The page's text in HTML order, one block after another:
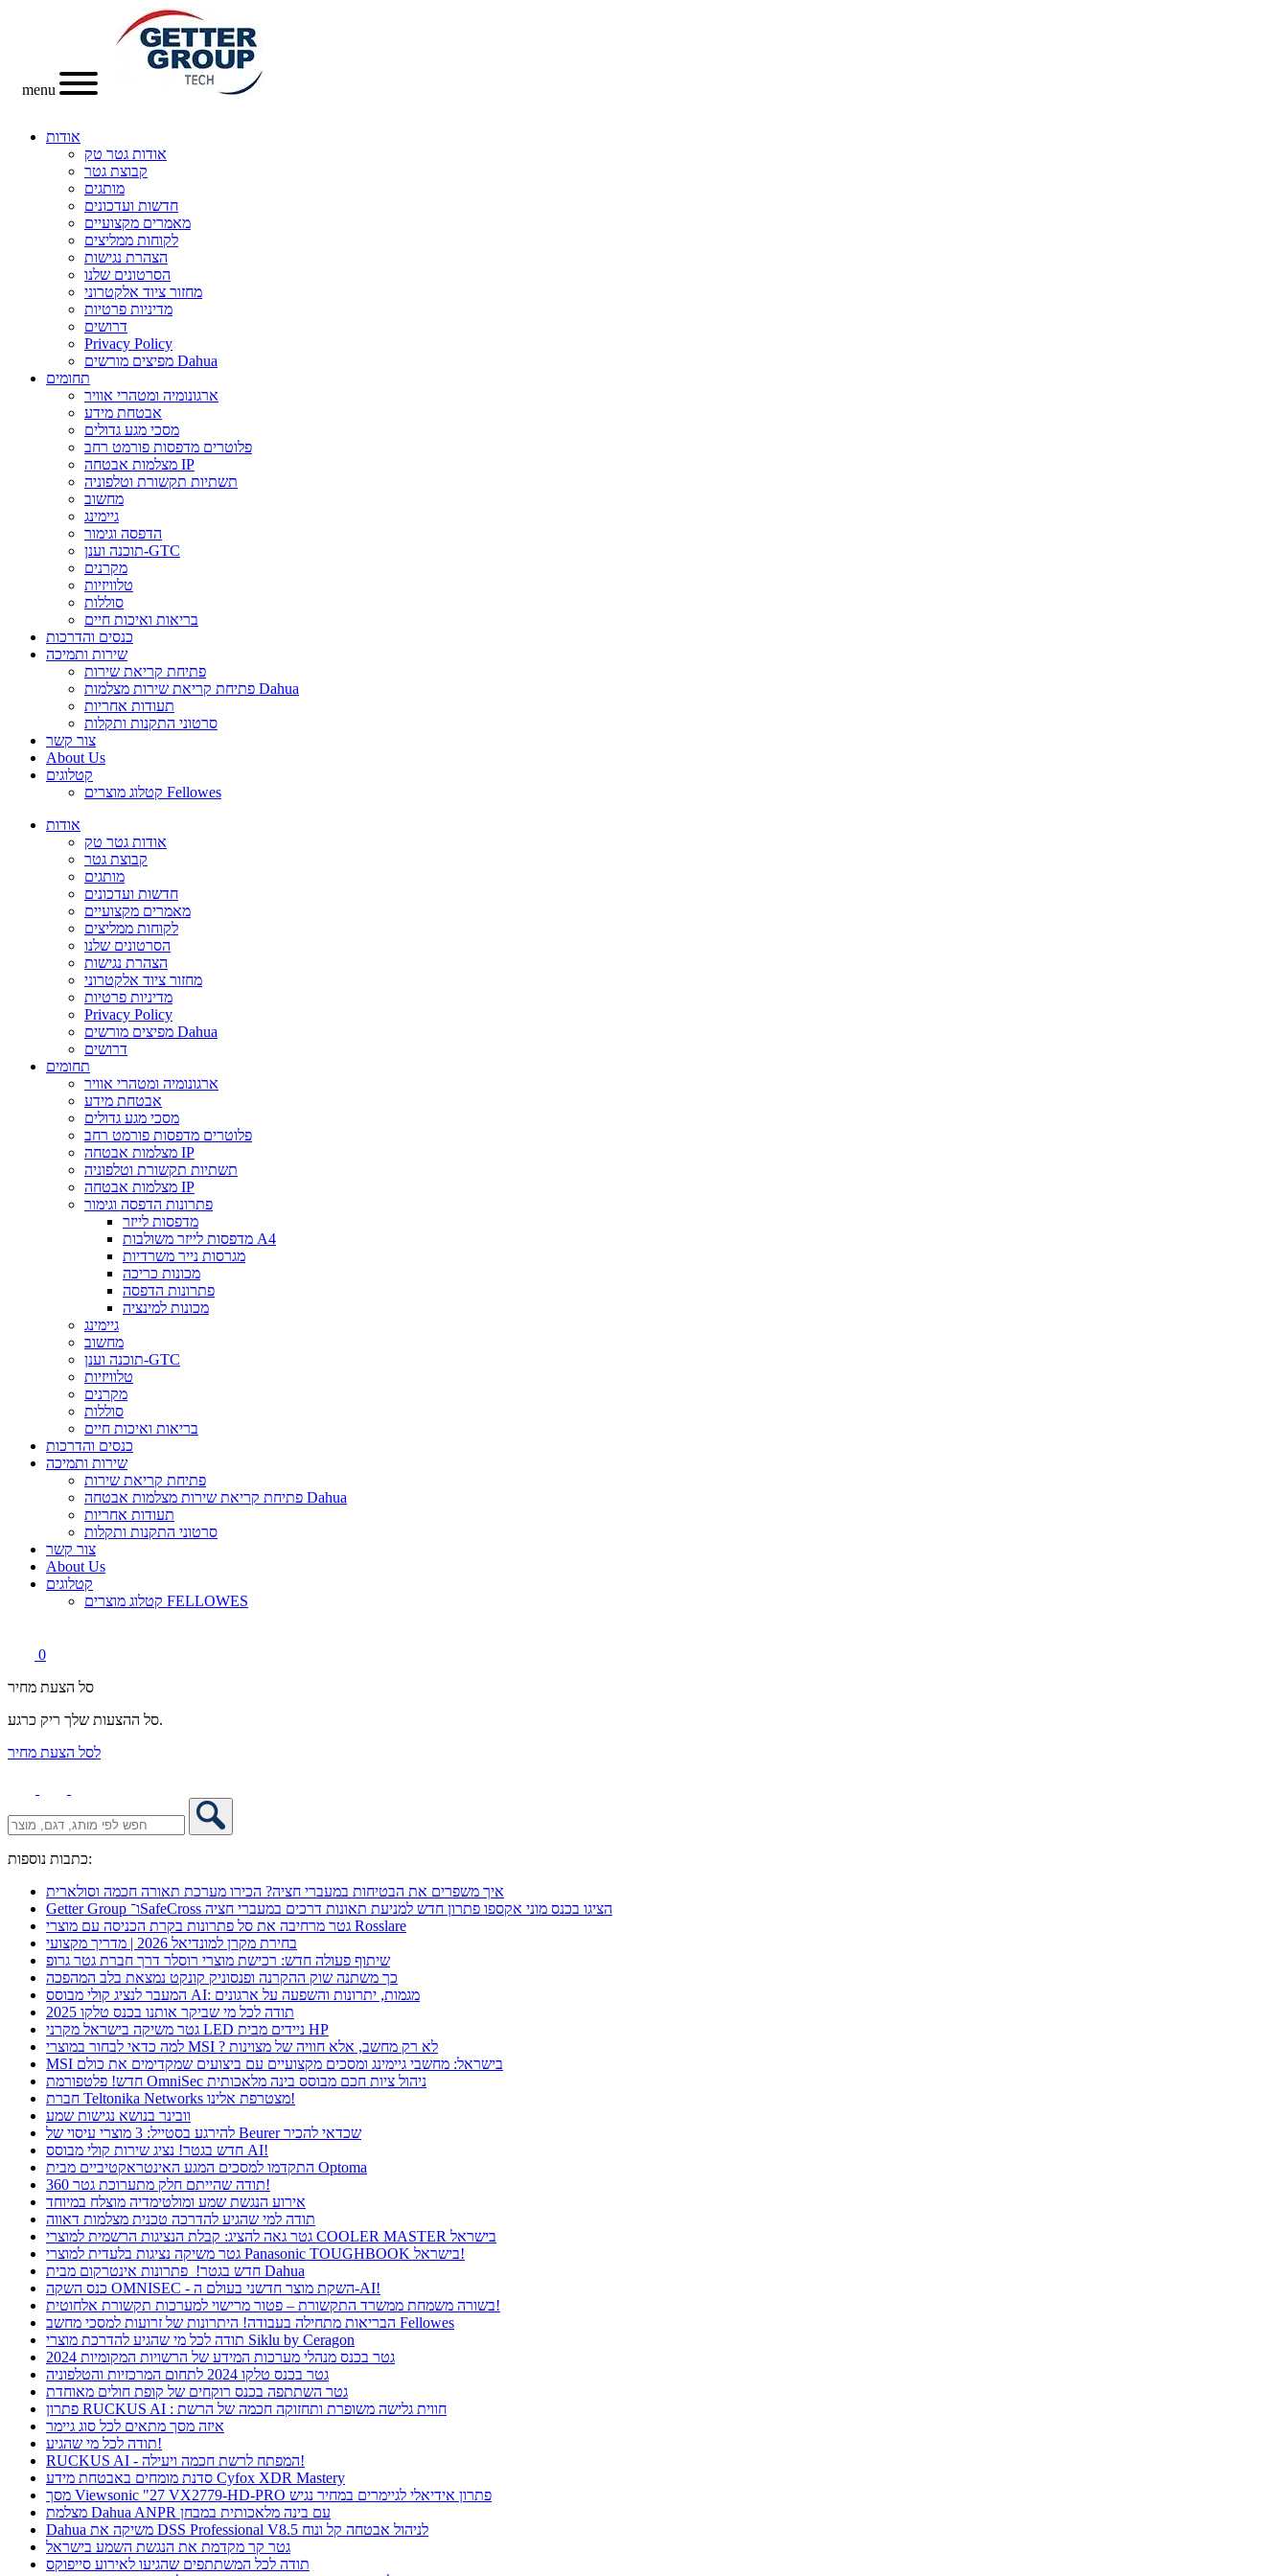
menu
אודות
אודות גטר טק
קבוצת גטר
מותגים
חדשות ועדכונים
מאמרים מקצועיים
לקוחות ממליצים
הצהרת נגישות
הסרטונים שלנו
מחזור ציוד אלקטרוני
מדיניות פרטיות
דרושים
Privacy Policy
מפיצים מורשים Dahua
תחומים
ארגונומיה ומטהרי אוויר
אבטחת מידע
מסכי מגע גדולים
פלוטרים מדפסות פורמט רחב
מצלמות אבטחה IP
תשתיות תקשורת וטלפוניה
מחשוב
גיימינג
הדפסה וגימור
תוכנה וענן-GTC
מקרנים
טלוויזיות
סוללות
בריאות ואיכות חיים
כנסים והדרכות
שירות ותמיכה
פתיחת קריאת שירות
פתיחת קריאת שירות מצלמות Dahua
תעודות אחריות
סרטוני התקנות ותקלות
צור קשר
About Us
קטלוגים
קטלוג מוצרים Fellowes
אודות
אודות גטר טק
קבוצת גטר
מותגים
חדשות ועדכונים
מאמרים מקצועיים
לקוחות ממליצים
הסרטונים שלנו
הצהרת נגישות
מחזור ציוד אלקטרוני
מדיניות פרטיות
Privacy Policy
מפיצים מורשים Dahua
דרושים
תחומים
ארגונומיה ומטהרי אוויר
אבטחת מידע
מסכי מגע גדולים
פלוטרים מדפסות פורמט רחב
מצלמות אבטחה IP
תשתיות תקשורת וטלפוניה
מצלמות אבטחה IP
פתרונות הדפסה וגימור
מדפסות לייזר
מדפסות לייזר משולבות A4
מגרסות נייר משרדיות
מכונות כריכה
פתרונות הדפסה
מכונות למינציה
גיימינג
מחשוב
תוכנה וענן-GTC
טלוויזיות
מקרנים
סוללות
בריאות ואיכות חיים
כנסים והדרכות
שירות ותמיכה
פתיחת קריאת שירות
פתיחת קריאת שירות מצלמות אבטחה Dahua
תעודות אחריות
סרטוני התקנות ותקלות
צור קשר
About Us
קטלוגים
קטלוג מוצרים FELLOWES
0
סל הצעת מחיר
סל ההצעות שלך ריק כרגע.
לסל הצעת מחיר
כתבות נוספות:
איך משפרים את הבטיחות במעברי חציה? הכירו מערכת תאורה חכמה וסולארית
Getter Group ו־SafeCross הציגו בכנס מוני אקספו פתרון חדש למניעת תאונות דרכים במעברי חציה
גטר מרחיבה את סל פתרונות בקרת הכניסה עם מוצרי Rosslare
בחירת מקרן למונדיאל 2026 | מדריך מקצועי
שיתוף פעולה חדש: רכישת מוצרי רוסלר דרך חברת גטר גרופ
כך משתנה שוק ההקרנה ופנסוניק קונקט נמצאת בלב המהפכה
המעבר לנציג קולי מבוסס AI: מגמות, יתרונות והשפעה על ארגונים
תודה לכל מי שביקר אותנו בכנס טלקו 2025
גטר משיקה בישראל מקרני LED ניידים מבית HP
למה כדאי לבחור במוצרי MSI ? לא רק מחשב, אלא חוויה של מצוינות
MSI בישראל: מחשבי גיימינג ומסכים מקצועיים עם ביצועים שמקדימים את כולם
חדש! פלטפורמת OmniSec ניהול ציות חכם מבוסס בינה מלאכותית
חברת Teltonika Networks מצטרפת אלינו!
וובינר בנושא נגישות שמע
להירגע בסטייל: 3 מוצרי עיסוי של Beurer שכדאי להכיר
חדש בגטר! נציג שירות קולי מבוסס AI!
התקדמו למסכים המגע האינטראקטיביים מבית Optoma
תודה שהייתם חלק מתערוכת גטר 360!
אירוע הנגשת שמע ומולטימדיה מוצלח במיוחד
תודה למי שהגיע להדרכה טכנית מצלמות דאווה
גטר גאה להציג: קבלת הנציגות הרשמית למוצרי COOLER MASTER בישראל
גטר משיקה נציגות בלעדית למוצרי Panasonic TOUGHBOOK בישראל!
חדש בגטר! פתרונות אינטרקום מבית Dahua
כנס השקה OMNISEC - השקת מוצר חדשני בעולם ה-AI!
בשורה משמחת ממשרד התקשורת – פטור מרישוי למערכות תקשורת אלחוטית!
הבריאות מתחילה בעבודה! היתרונות של זרועות למסכי מחשב Fellowes
תודה לכל מי שהגיע להדרכת מוצרי Siklu by Ceragon
גטר בכנס מנהלי מערכות המידע של הרשויות המקומיות 2024
גטר בכנס טלקו 2024 לתחום המרכזיות והטלפוניה
גטר השתתפה בכנס רוקחים של קופת חולים מאוחדת
פתרון RUCKUS AI : חווית גלישה משופרת ותחזוקה חכמה של הרשת
איזה מסך מתאים לכל סוג גיימר
תודה לכל מי שהגיע!
RUCKUS AI - המפתח לרשת חכמה ויעילה!
סדנת מומחים באבטחת מידע Cyfox XDR Mastery
מסך Viewsonic "27 VX2779-HD-PRO פתרון אידיאלי לגיימרים במחיר נגיש
מצלמת Dahua ANPR עם בינה מלאכותית במבחן
Dahua משיקה את DSS Professional V8.5 לניהול אבטחה קל ונוח
גטר קר מקדמת את הנגשת השמע בישראל
תודה לכל המשתתפים שהגיעו לאירוע סייפוקס